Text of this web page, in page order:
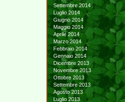
Settembre 2014
Luglio 2014
Giugno 2014
Maggio 2014
Aprile 2014
Marzo 2014
Febbraio 2014
Gennaio 2014
Dicembre 2013
Novembre 2013
Ottobre 2013
Settembre 2013
Agosto 2013
Luglio 2013